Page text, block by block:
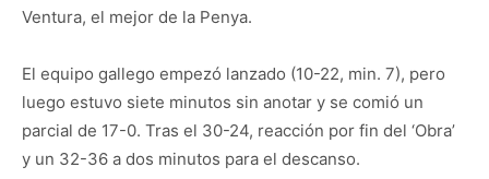
Ventura, el mejor de la Penya.
El equipo gallego empezó lanzado (10-22, min. 7), pero
luego estuvo siete minutos sin anotar y se comió un
parcial de 17-0. Tras el 30-24, reacción por fin del ‘Obra’
y un 32-36 a dos minutos para el descanso.